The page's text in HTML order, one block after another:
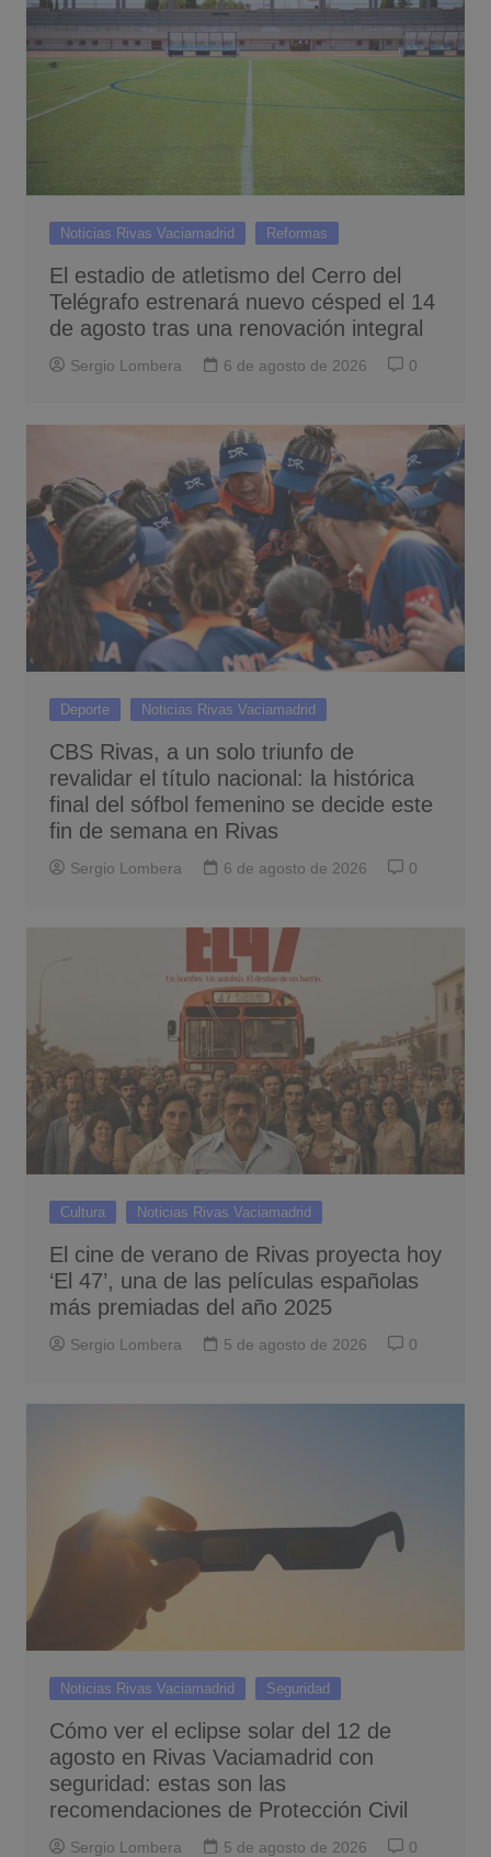
Noticias Rivas Vaciamadrid Reformas
El estadio de atletismo del Cerro del
Telégrafo estrenará nuevo césped el 14
de agosto tras una renovación integral
Sergio Lombera 6 de agosto de 2026 0
Deporte Noticias Rivas Vaciamadrid
CBS Rivas, a un solo triunfo de
revalidar el título nacional: la histórica
final del sófbol femenino se decide este
fin de semana en Rivas
Sergio Lombera 6 de agosto de 2026 0
Cultura Noticias Rivas Vaciamadrid
El cine de verano de Rivas proyecta hoy
‘El 47’, una de las películas españolas
más premiadas del año 2025
Sergio Lombera 5 de agosto de 2026 0
Noticias Rivas Vaciamadrid Seguridad
Cómo ver el eclipse solar del 12 de
agosto en Rivas Vaciamadrid con
seguridad: estas son las
recomendaciones de Protección Civil
Sergio Lombera 5 de agosto de 2026 0